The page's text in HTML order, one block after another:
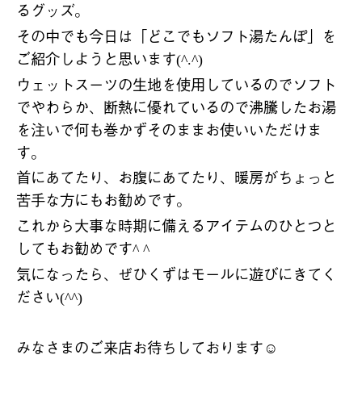
るグッズ。
その中でも今日は「どこでもソフト湯たんぽ」を
ご紹介しようと思います(^.^)
ウェットスーツの生地を使用しているのでソフト
でやわらか、断熱に優れているので沸騰したお湯
を注いで何も巻かずそのままお使いいただけま
す。
首にあてたり、お腹にあてたり、暖房がちょっと
苦手な方にもお勧めです。
これから大事な時期に備えるアイテムのひとつと
してもお勧めです^ ^
気になったら、ぜひくずはモールに遊びにきてく
ださい(^^)
みなさまのご来店お待ちしております☺️